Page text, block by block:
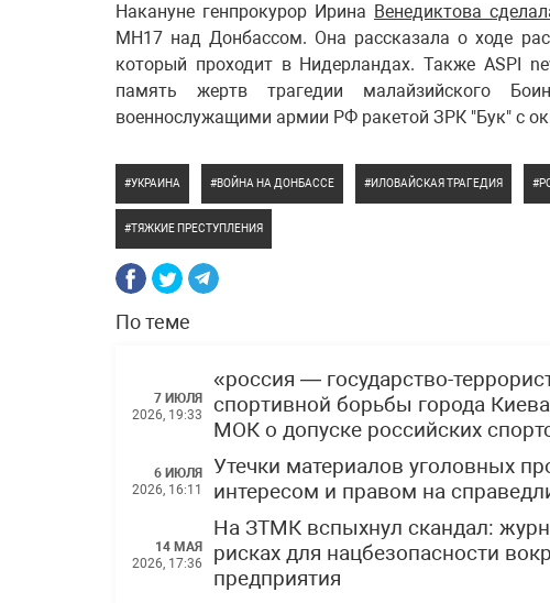
Накануне генпрокурор Ирина Венедиктова
МН17 над Донбассом. Она рассказала о ходе
который проходит в Нидерландах. Также ASPI
память жертв трагедии малайзийского
военнослужащими армии РФ ракетой ЗРК "Бук" с
УКРАИНА ВОЙНА НА ДОНБАССЕ ИЛОВАЙСКАЯ ТРАГЕДИЯ
ТЯЖКИЕ ПРЕСТУПЛЕНИЯ
По теме
7 ИЮЛЯ
2026, 19:33
«россия — государство-
спортивной борьбы города
МОК о допуске российских
6 ИЮЛЯ
2026, 16:11
Утечки материалов уголовных
интересом и правом на
14 МАЯ
2026, 17:36
На ЗТМК вспыхнул скандал:
рисках для нацбезопасности
предприятия